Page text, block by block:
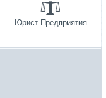
Юрист Предприятия